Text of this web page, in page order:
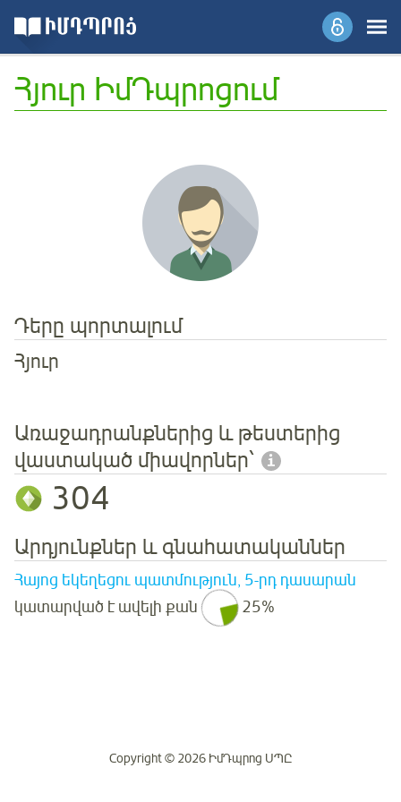
Հյուր ԻմԴպրոցում
Դերը պորտալում
Հյուր
Առաջադրանքներից և թեստերից
վաստակած միավորներ՝
304
Արդյունքներ և գնահատականներ
Հայոց եկեղեցու պատմություն, 5-րդ դասարան
կատարված է ավելի քան
25%
Copyright © 2026 ԻմԴպրոց ՍՊԸ